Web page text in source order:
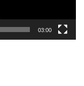
03:00